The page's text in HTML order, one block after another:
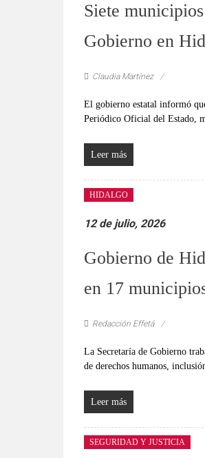
Siete
Gobierno en
Claudia Martínez
El gobierno estatal informó
Periódico Oficial del Estado,
Leer más
HIDALGO
12 de julio, 2026
Gobierno de
en 17
Redacción Effetá
La Secretaría de Gobierno
de derechos humanos,
Leer más
SEGURIDAD Y JUSTICIA